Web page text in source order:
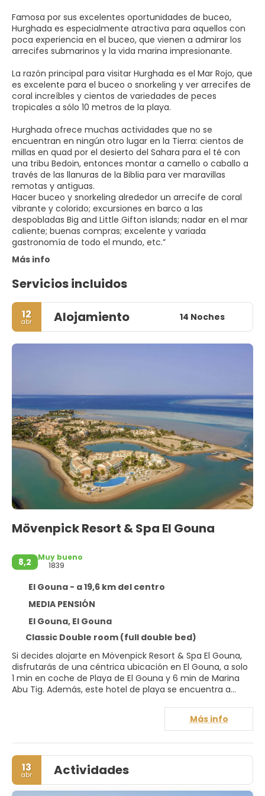
Famosa por sus excelentes oportunidades de buceo,
Hurghada es especialmente atractiva para aquellos con
poca experiencia en el buceo, que vienen a admirar los
arrecifes submarinos y la vida marina impresionante.
La razón principal para visitar Hurghada es el Mar Rojo, que
es excelente para el buceo o snorkeling y ver arrecifes de
coral increíbles y cientos de variedades de peces
tropicales a sólo 10 metros de la playa.
Hurghada ofrece muchas actividades que no se
encuentran en ningún otro lugar en la Tierra: cientos de
millas en quad por el desierto del Sahara para el té con
una tribu Bedoin, entonces montar a camello o caballo a
través de las llanuras de la Biblia para ver maravillas
remotas y antiguas.
Hacer buceo y snorkeling alrededor un arrecife de coral
vibrante y colorido; excursiones en barco a las
despobladas Big and Little Gifton islands; nadar en el mar
caliente; buenas compras; excelente y variada
Más info
Servicios incluidos
12
abr Alojamiento 14 Noches
Mövenpick Resort & Spa El Gouna
8,2
Muy bueno
1839
El Gouna - a 19,6 km del centro
MEDIA PENSIÓN
El Gouna, El Gouna
Classic Double room (full double bed)
Si decides alojarte en Mövenpick Resort & Spa El Gouna,
disfrutarás de una céntrica ubicación en El Gouna, a solo
1 min en coche de Playa de El Gouna y 6 min de Marina
Abu Tig. Además, este hotel de playa se encuentra a
Para un relax sin igual, nada como una visita al spa, que
ofrece masajes, tratamientos corporales y tratamientos
faciales. Tras un baño en una de las 3 piscinas al aire libre
nada como la playa privada para descansar. Otros
servicios de este hotel incluyen conexión a Internet wifi
gratis, servicios de conserjería y una tienda de recuerdos.
Más info
13
abr Actividades